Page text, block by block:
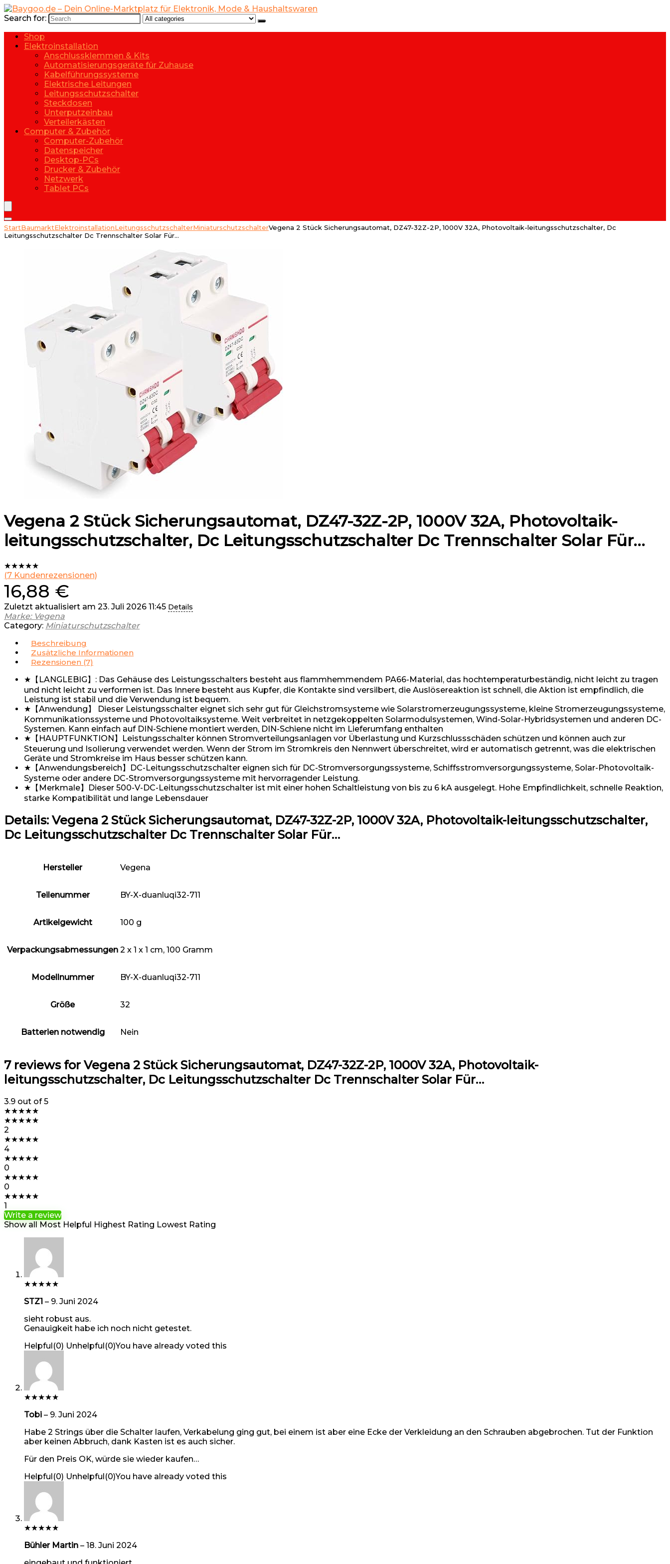
Search for:
Shop
Elektroinstallation
Anschlussklemmen & Kits
Automatisierungsgeräte für Zuhause
Kabelführungssysteme
Elektrische Leitungen
Leitungsschutzschalter
Steckdosen
Unterputzeinbau
Verteilerkästen
Computer & Zubehör
Computer-Zubehör
Datenspeicher
Desktop-PCs
Drucker & Zubehör
Netzwerk
Tablet PCs
StartBaumarktElektroinstallationLeitungsschutzschalterMiniaturschutzschalterVegena 2 Stück Sicherungsautomat, DZ47-32Z-2P, 1000V 32A, Photovoltaik-leitungsschutzschalter, Dc
Leitungsschutzschalter Dc Trennschalter Solar Für…
Vegena 2 Stück Sicherungsautomat, DZ47-32Z-2P, 1000V 32A, Photovoltaik-
leitungsschutzschalter, Dc Leitungsschutzschalter Dc Trennschalter Solar Für…
★★★★★
(7 Kundenrezensionen)
16,88 €
Zuletzt aktualisiert am 23. Juli 2026 11:45 Details
Marke: Vegena
Category: Miniaturschutzschalter
Beschreibung
Zusätzliche Informationen
Rezensionen (7)
★【LANGLEBIG】: Das Gehäuse des Leistungsschalters besteht aus flammhemmendem PA66-Material, das hochtemperaturbeständig, nicht leicht zu tragen
und nicht leicht zu verformen ist. Das Innere besteht aus Kupfer, die Kontakte sind versilbert, die Auslösereaktion ist schnell, die Aktion ist empfindlich, die
Leistung ist stabil und die Verwendung ist bequem.
★【Anwendung】 Dieser Leistungsschalter eignet sich sehr gut für Gleichstromsysteme wie Solarstromerzeugungssysteme, kleine Stromerzeugungssysteme,
Kommunikationssysteme und Photovoltaiksysteme. Weit verbreitet in netzgekoppelten Solarmodulsystemen, Wind-Solar-Hybridsystemen und anderen DC-
Systemen. Kann einfach auf DIN-Schiene montiert werden, DIN-Schiene nicht im Lieferumfang enthalten
★【HAUPTFUNKTION】Leistungsschalter können Stromverteilungsanlagen vor Überlastung und Kurzschlussschäden schützen und können auch zur
Steuerung und Isolierung verwendet werden. Wenn der Strom im Stromkreis den Nennwert überschreitet, wird er automatisch getrennt, was die elektrischen
Geräte und Stromkreise im Haus besser schützen kann.
★【Anwendungsbereich】DC-Leitungsschutzschalter eignen sich für DC-Stromversorgungssysteme, Schiffsstromversorgungssysteme, Solar-Photovoltaik-
Systeme oder andere DC-Stromversorgungssysteme mit hervorragender Leistung.
★【Merkmale】Dieser 500-V-DC-Leitungsschutzschalter ist mit einer hohen Schaltleistung von bis zu 6 kA ausgelegt. Hohe Empfindlichkeit, schnelle Reaktion,
starke Kompatibilität und lange Lebensdauer
Details:Vegena 2 Stück Sicherungsautomat, DZ47-32Z-2P, 1000V 32A, Photovoltaik-leitungsschutzschalter,
Dc Leitungsschutzschalter Dc Trennschalter Solar Für…
Hersteller ‎Vegena
Teilenummer ‎BY-X-duanluqi32-711
Artikelgewicht ‎100 g
Verpackungsabmessungen ‎2 x 1 x 1 cm, 100 Gramm
Modellnummer ‎BY-X-duanluqi32-711
Größe ‎32
Batterien notwendig ‎Nein
7 reviews forVegena 2 Stück Sicherungsautomat, DZ47-32Z-2P, 1000V 32A, Photovoltaik-
leitungsschutzschalter, Dc Leitungsschutzschalter Dc Trennschalter Solar Für…
3.9 out of 5
★★★★★
★★★★★
2
★★★★★
4
★★★★★
0
★★★★★
0
★★★★★
1
Write a review
Show all Most Helpful Highest Rating Lowest Rating
★★★★★
STZ1 – 9. Juni 2024
sieht robust aus.
Genauigkeit habe ich noch nicht getestet.
Helpful(0) Unhelpful(0)You have already voted this
★★★★★
Tobi – 9. Juni 2024
Habe 2 Strings über die Schalter laufen, Verkabelung ging gut, bei einem ist aber eine Ecke der Verkleidung an den Schrauben abgebrochen. Tut der Funktion
aber keinen Abbruch, dank Kasten ist es auch sicher.
Für den Preis OK, würde sie wieder kaufen…
Helpful(0) Unhelpful(0)You have already voted this
★★★★★
Bühler Martin – 18. Juni 2024